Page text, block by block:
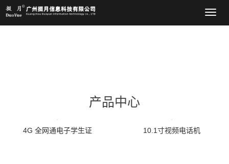
导
产品中心
4G 全网通电子学生证 10.1寸视频电话机